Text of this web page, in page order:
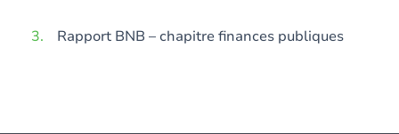
Rapport BNB – chapitre finances publiques